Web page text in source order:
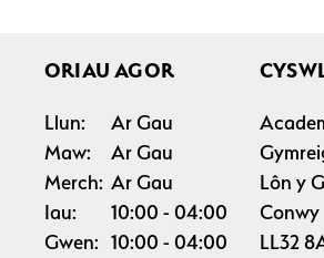
ORIAU AGOR
Llun:
Ar Gau
Maw:
Ar Gau
Merch: Ar Gau
Iau:
10:00
04:00
Gwen: 10:00
04:00
Lôn y
Conwy
LL32